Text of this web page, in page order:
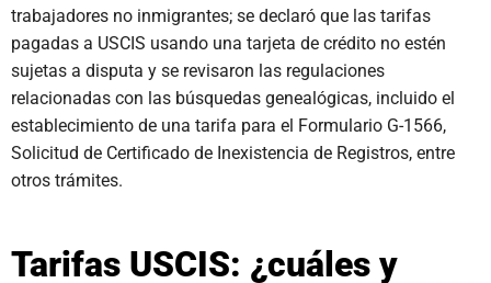
trabajadores no inmigrantes; se declaró que las tarifas
pagadas a USCIS usando una tarjeta de crédito no estén
sujetas a disputa y se revisaron las regulaciones
relacionadas con las búsquedas genealógicas, incluido el
establecimiento de una tarifa para el Formulario G-1566,
Solicitud de Certificado de Inexistencia de Registros, entre
otros trámites.
Tarifas USCIS: ¿cuáles y